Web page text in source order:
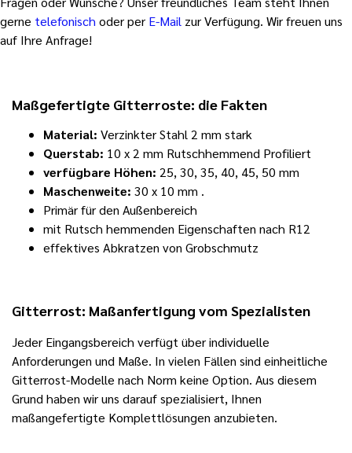
gerne telefonisch oder per E-Mail zur Verfügung. Wir freuen uns
auf Ihre Anfrage!
Maßgefertigte Gitterroste: die Fakten
Material: Verzinkter Stahl 2 mm stark
Querstab: 10 x 2 mm Rutschhemmend Profiliert
verfügbare Höhen: 25, 30, 35, 40, 45, 50 mm
Maschenweite: 30 x 10 mm .
Primär für den Außenbereich
mit Rutsch hemmenden Eigenschaften nach R12
effektives Abkratzen von Grobschmutz
Gitterrost: Maßanfertigung vom Spezialisten
Jeder Eingangsbereich verfügt über individuelle
Anforderungen und Maße. In vielen Fällen sind einheitliche
Gitterrost-Modelle nach Norm keine Option. Aus diesem
Grund haben wir uns darauf spezialisiert, Ihnen
maßangefertigte Komplettlösungen anzubieten.